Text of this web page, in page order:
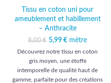
Tissu en coton uni pour
ameublement et habillement
– Anthracite
8,00€ Le prix initial était :
5,99 € Le prix actuel
est : 5,99 €.
mètre
Découvrez notre tissu en coton
gris moyen, une étoffe
intemporelle de qualité haut de
gamme, parfaite pour des créations